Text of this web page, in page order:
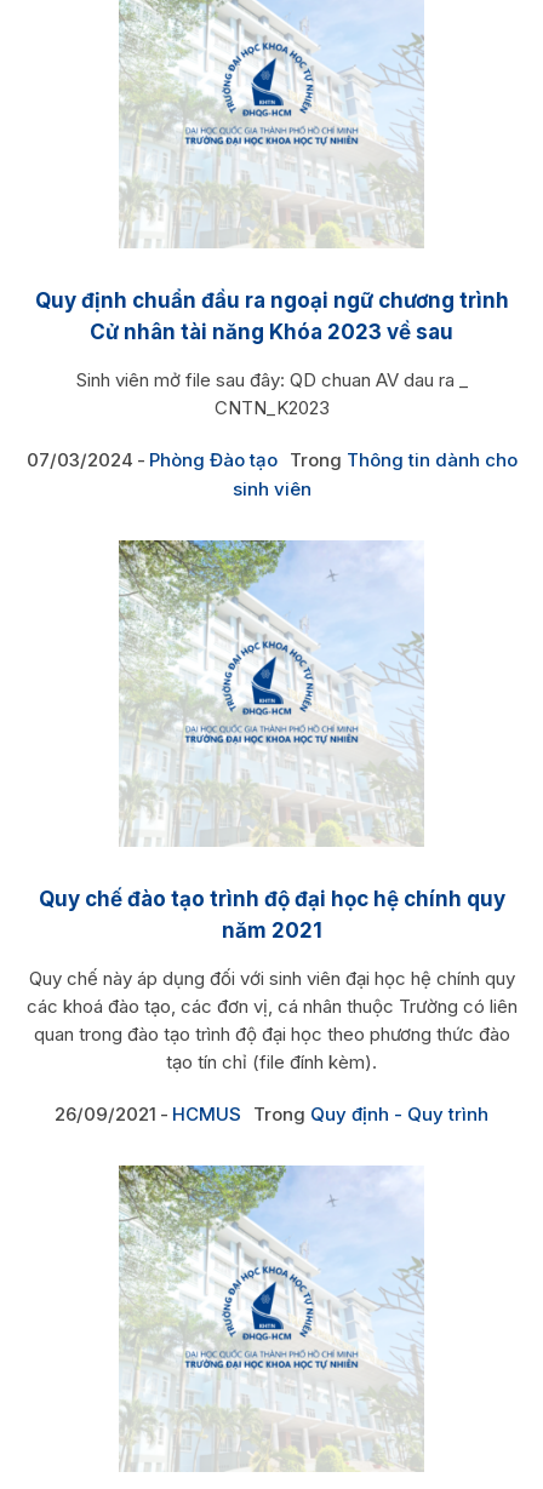
Quy định chuẩn đầu ra ngoại ngữ chương trình
Cử nhân tài năng Khóa 2023 về sau
Sinh viên mở file sau đây: QD chuan AV dau ra _
CNTN_K2023
07/03/2024 Phòng Đào tạo Trong Thông tin dành cho
sinh viên
Quy chế đào tạo trình độ đại học hệ chính quy
năm 2021
Quy chế này áp dụng đối với sinh viên đại học hệ chính quy
các khoá đào tạo, các đơn vị, cá nhân thuộc Trường có liên
quan trong đào tạo trình độ đại học theo phương thức đào
tạo tín chỉ (file đính kèm).
26/09/2021 HCMUS Trong Quy định - Quy trình